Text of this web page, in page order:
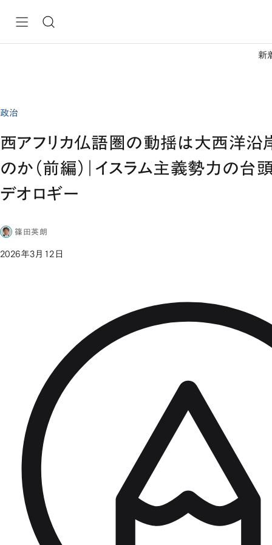
新
政治
西アフリカ仏語圏の動揺は大西洋沿
のか（前編）｜イスラム主義勢力の台
デオロギー
篠田英朗
2026年3月12日